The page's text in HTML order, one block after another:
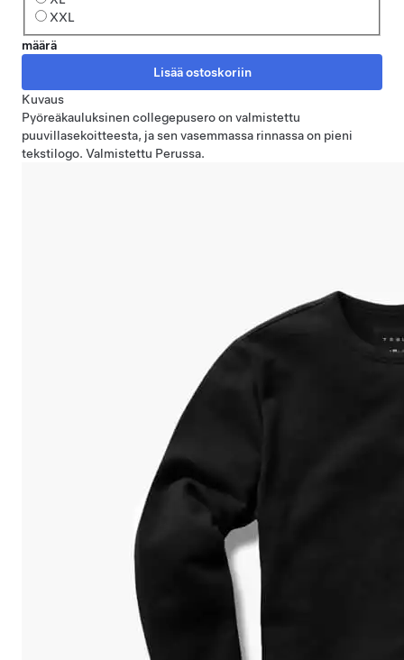
XXL
määrä
Kuvaus
Pyöreäkauluksinen collegepusero on valmistettu
puuvillasekoitteesta, ja sen vasemmassa rinnassa on pieni
tekstilogo. Valmistettu Perussa.